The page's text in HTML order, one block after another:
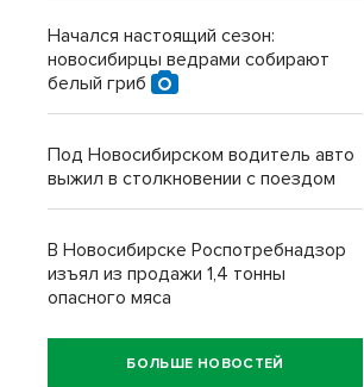
Начался настоящий сезон:
новосибирцы ведрами собирают
белый гриб
Под Новосибирском водитель авто
выжил в столкновении с поездом
В Новосибирске Роспотребнадзор
изъял из продажи 1,4 тонны
опасного мяса
БОЛЬШЕ НОВОСТЕЙ